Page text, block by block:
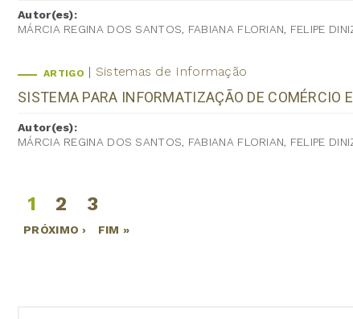
Autor(es):
MÁRCIA REGINA DOS SANTOS, FABIANA FLORIAN, FELIPE
ARTIGO Sistemas de Informação
SISTEMA PARA INFORMATIZAÇÃO DE COMÉRCIO
Autor(es):
MÁRCIA REGINA DOS SANTOS, FABIANA FLORIAN, FELIPE
Páginas
1 2 3
PRÓXIMO › FIM »